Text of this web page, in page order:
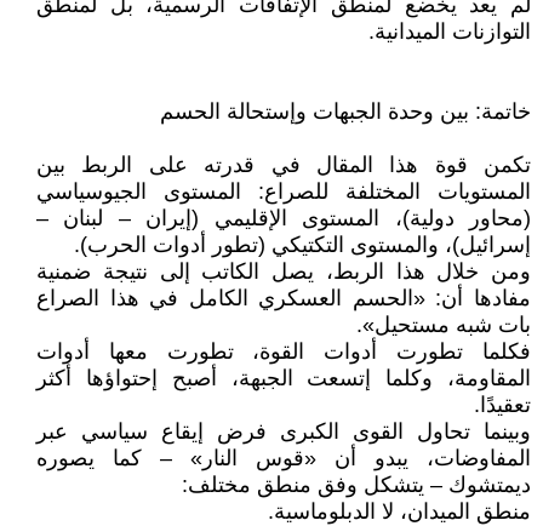
لم يعد يخضع لمنطق الإتفاقات الرسمية، بل لمنطق
التوازنات الميدانية.
خاتمة: بين وحدة الجبهات وإستحالة الحسم
تكمن قوة هذا المقال في قدرته على الربط بين
المستويات المختلفة للصراع: المستوى الجيوسياسي
(محاور دولية)، المستوى الإقليمي (إيران – لبنان –
إسرائيل)، والمستوى التكتيكي (تطور أدوات الحرب).
ومن خلال هذا الربط، يصل الكاتب إلى نتيجة ضمنية
مفادها أن: «الحسم العسكري الكامل في هذا الصراع
بات شبه مستحيل».
فكلما تطورت أدوات القوة، تطورت معها أدوات
المقاومة، وكلما إتسعت الجبهة، أصبح إحتواؤها أكثر
تعقيدًا.
وبينما تحاول القوى الكبرى فرض إيقاع سياسي عبر
المفاوضات، يبدو أن «قوس النار» – كما يصوره
ديمتشوك – يتشكل وفق منطق مختلف:
منطق الميدان، لا الدبلوماسية.